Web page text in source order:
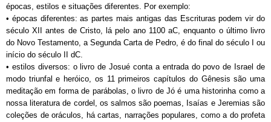
épocas, estilos e situações diferentes. Por exemplo:
• épocas diferentes: as partes mais antigas das Escrituras podem vir do
século XII antes de Cristo, lá pelo ano 1100 aC, enquanto o último livro
do Novo Testamento, a Segunda Carta de Pedro, é do final do século I ou
início do século II dC.
• estilos diversos: o livro de Josué conta a entrada do povo de Israel de
modo triunfal e heróico, os 11 primeiros capítulos do Gênesis são uma
meditação em forma de parábolas, o livro de Jó é uma historinha como a
nossa literatura de cordel, os salmos são poemas, Isaías e Jeremias são
coleções de oráculos, há cartas, narrações populares, como a do profeta